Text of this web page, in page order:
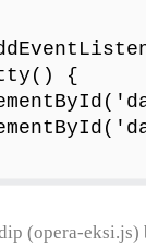
{
(opera-